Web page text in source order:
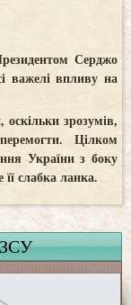
Серджо
важелі впливу на
зрозумів,
Цілком
України з боку
слабка ланка.
ЗСУ